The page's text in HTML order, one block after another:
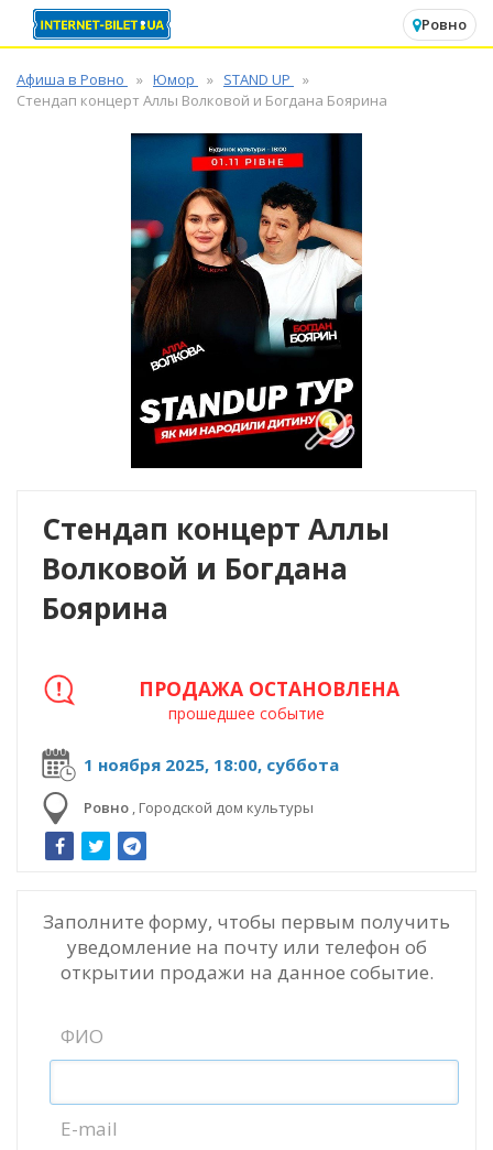
Ровно
Афиша в Ровно Юмор
STAND UP
Стендап концерт Аллы Волковой и Богдана Боярина
Стендап концерт Аллы
Волковой и Богдана
Боярина
1 ноября 2025, 18:00, суббота
Ровно , Городской дом культуры
ПРОДАЖА ОСТАНОВЛЕНА
прошедшее событие
Заполните форму, чтобы первым получить
уведомление на почту или телефон об
открытии продажи на данное событие.
ФИО
E-mail